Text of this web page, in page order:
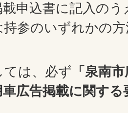
申込書に記入の
持参のいずれかの
は、必ず 「泉南
車広告掲載に関する